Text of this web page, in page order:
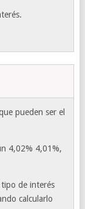
pueden ser el
4,02% 4,01%,
tipo de interés
calcularlo